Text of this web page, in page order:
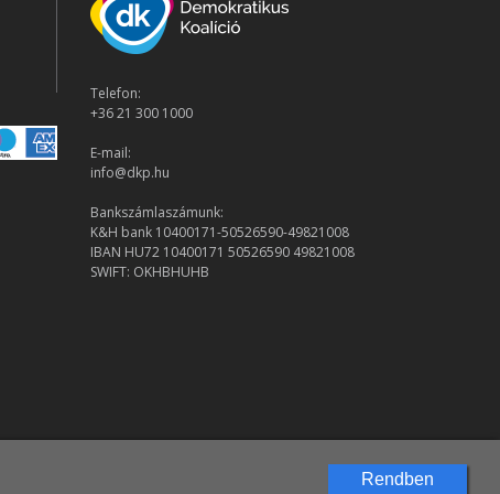
Telefon:
+36 21 300 1000
E-mail:
info@dkp.hu
Bankszámlaszámunk:
K&H bank 10400171-50526590-49821008
IBAN HU72 10400171 50526590 49821008
SWIFT: OKHBHUHB